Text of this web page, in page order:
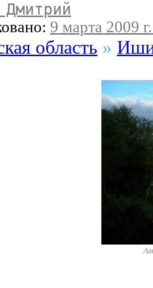
9 марта 2009
область »